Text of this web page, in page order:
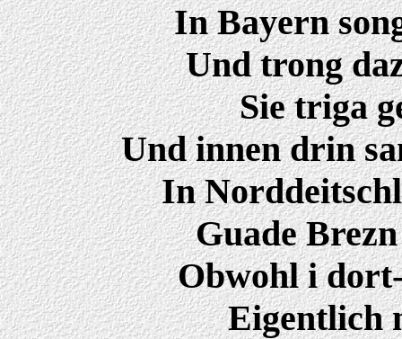
In Bayern
Und trong
Sie triga
Und innen drin
In
Guade
Obwohl i
Eigentlich